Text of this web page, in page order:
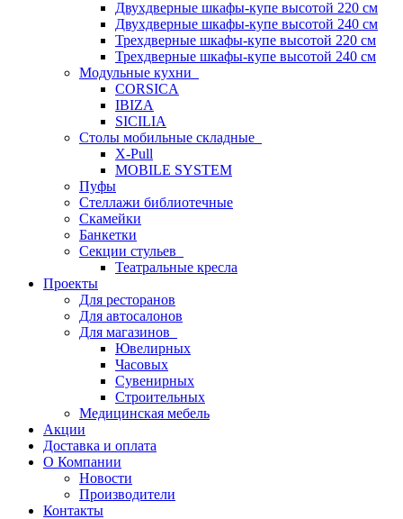
Двухдверные шкафы-купе высотой 220 см
Двухдверные шкафы-купе высотой 240 см
Трехдверные шкафы-купе высотой 220 см
Трехдверные шкафы-купе высотой 240 см
Модульные кухни
CORSICA
IBIZA
SICILIA
Столы мобильные складные
X-Pull
MOBILE SYSTEM
Пуфы
Стеллажи библиотечные
Скамейки
Банкетки
Секции стульев
Театральные кресла
Проекты
Для ресторанов
Для автосалонов
Для магазинов
Ювелирных
Часовых
Сувенирных
Строительных
Медицинская мебель
Акции
Доставка и оплата
О Компании
Новости
Производители
Контакты